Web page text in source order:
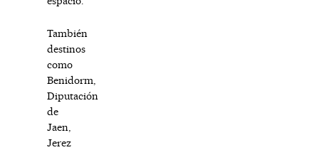
También
destinos
como
Benidorm,
Diputación
de
Jaen,
Jerez